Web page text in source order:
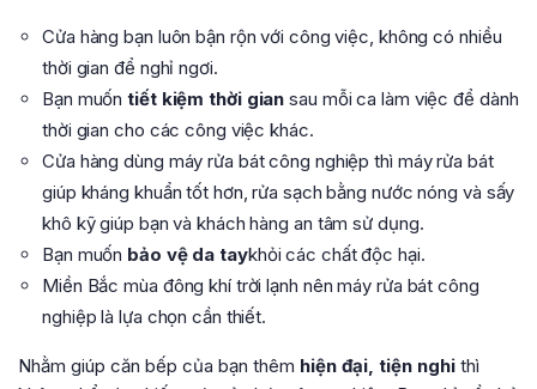
Cửa hàng bạn luôn bận rộn với công việc, không có nhiều
thời gian để nghỉ ngơi.
Bạn muốntiết kiệm thời gian sau mỗi ca làm việc để dành
thời gian cho các công việc khác.
Cửa hàng dùng máy rửa bát công nghiệp thì máy rửa bát
giúp kháng khuẩn tốt hơn, rửa sạch bằng nước nóng và sấy
khô kỹ giúp bạn và khách hàng an tâm sử dụng.
Bạn muốn bảo vệ da taykhỏi các chất độc hại.
Miền Bắc mùa đông khí trời lạnh nên máy rửa bát công
nghiệp là lựa chọn cần thiết.
Nhằm giúp căn bếp của bạn thêm hiện đại, tiện nghi thì